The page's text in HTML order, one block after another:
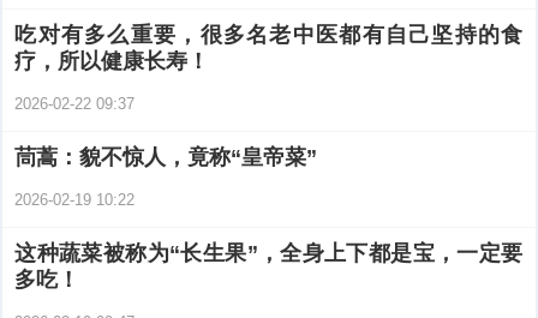
榜吃对有多么重要，很多名老中医都有自己坚持的食
疗，所以健康长寿！
2026-02-22 09:37
茼蒿：貌不惊人，竟称“皇帝菜”
2026-02-19 10:22
这种蔬菜被称为“长生果”，全身上下都是宝，一定要
多吃！